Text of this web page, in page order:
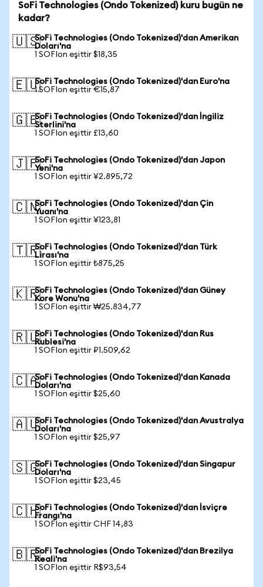
SoFi Technologies (Ondo Tokenized) kuru bugün ne
kadar?
🇺🇸SoFi Technologies (Ondo Tokenized)'dan Amerikan
Doları'na
1 SOFIon eşittir $18,35
🇪🇺SoFi Technologies (Ondo Tokenized)'dan Euro'na
1 SOFIon eşittir €15,87
🇬🇧SoFi Technologies (Ondo Tokenized)'dan İngiliz
Sterlini'na
1 SOFIon eşittir £13,60
🇯🇵SoFi Technologies (Ondo Tokenized)'dan Japon
Yeni'na
1 SOFIon eşittir ¥2.895,72
🇨🇳SoFi Technologies (Ondo Tokenized)'dan Çin
Yuanı'na
1 SOFIon eşittir ¥123,81
🇹🇷SoFi Technologies (Ondo Tokenized)'dan Türk
Lirası'na
1 SOFIon eşittir ₺875,25
🇰🇷SoFi Technologies (Ondo Tokenized)'dan Güney
Kore Wonu'na
1 SOFIon eşittir ₩25.834,77
🇷🇺SoFi Technologies (Ondo Tokenized)'dan Rus
Rublesi'na
1 SOFIon eşittir ₽1.509,62
🇨🇦SoFi Technologies (Ondo Tokenized)'dan Kanada
Doları'na
1 SOFIon eşittir $25,60
🇦🇺SoFi Technologies (Ondo Tokenized)'dan Avustralya
Doları'na
1 SOFIon eşittir $25,97
🇸🇬SoFi Technologies (Ondo Tokenized)'dan Singapur
Doları'na
1 SOFIon eşittir $23,45
🇨🇭SoFi Technologies (Ondo Tokenized)'dan İsviçre
Frangı'na
1 SOFIon eşittir CHF 14,83
🇧🇷SoFi Technologies (Ondo Tokenized)'dan Brezilya
Reali'na
1 SOFIon eşittir R$93,54